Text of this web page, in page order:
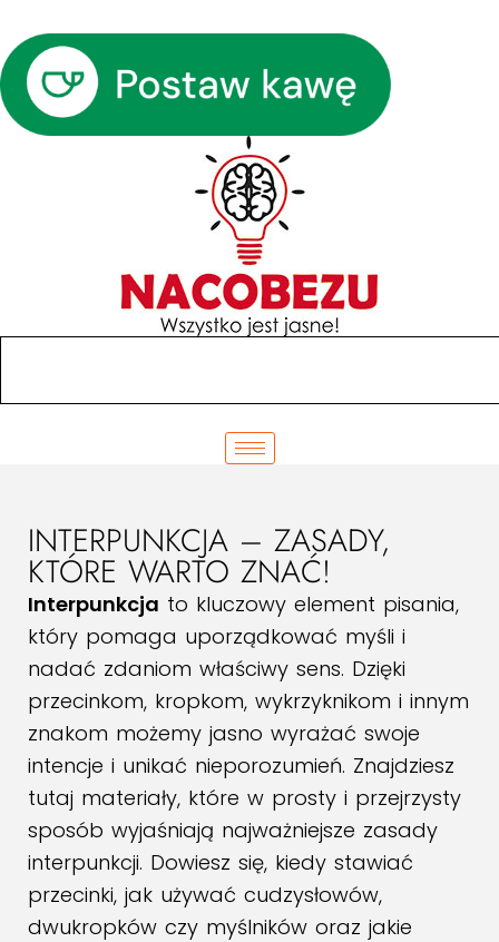
INTERPUNKCJA – ZASADY,
KTÓRE WARTO ZNAĆ!
Interpunkcja to kluczowy element pisania,
który pomaga uporządkować myśli i
nadać zdaniom właściwy sens. Dzięki
przecinkom, kropkom, wykrzyknikom i innym
znakom możemy jasno wyrażać swoje
intencje i unikać nieporozumień. Znajdziesz
tutaj materiały, które w prosty i przejrzysty
sposób wyjaśniają najważniejsze zasady
interpunkcji. Dowiesz się, kiedy stawiać
przecinki, jak używać cudzysłowów,
dwukropków czy myślników oraz jakie